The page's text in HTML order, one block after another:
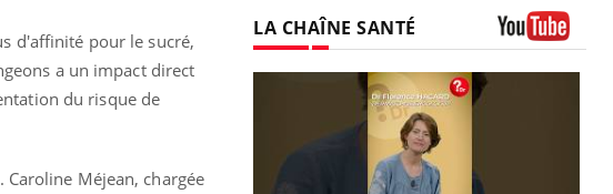
d'affinité pour le sucré,
a un impact direct
du risque de
Méjean, chargée
LA CHAÎNE SANTÉ